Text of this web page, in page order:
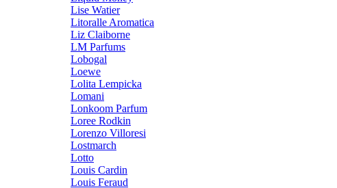
Lise Watier
Litoralle Aromatica
Liz Claiborne
LM Parfums
Lobogal
Loewe
Lolita Lempicka
Lomani
Lonkoom Parfum
Loree Rodkin
Lorenzo Villoresi
Lostmarch
Lotto
Louis Cardin
Louis Feraud